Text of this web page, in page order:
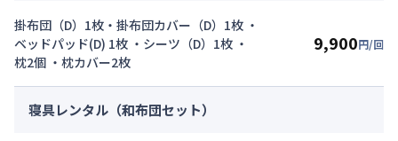
掛布団（D）1枚・掛布団カバー（D）1枚 ・
ベッドパッド(D) 1枚 ・シーツ（D）1枚 ・
枕2個 ・枕カバー2枚
9,900円/回
寝具レンタル（和布団セット）